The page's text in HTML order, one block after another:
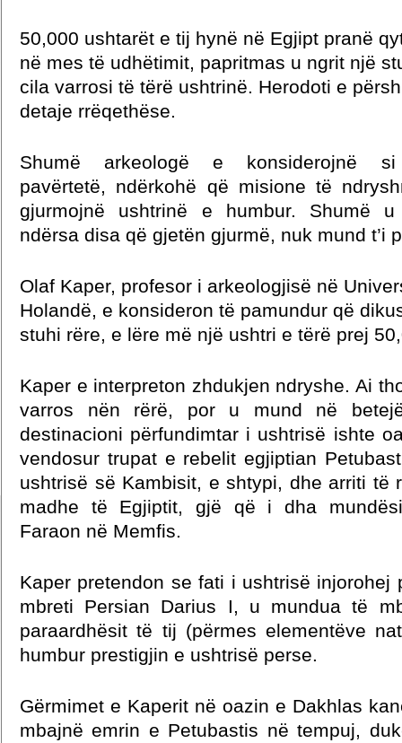
50,000 ushtarët e tij hynë në Egjipt pranë
në mes të udhëtimit, papritmas u ngrit një
cila varrosi të tërë ushtrinë. Herodoti e
detaje rrëqethëse.
Shumë arkeologë e konsiderojnë
pavërtetë, ndërkohë që misione të
gjurmojnë ushtrinë e humbur. Shumë u
ndërsa disa që gjetën gjurmë, nuk mund t’i
Olaf Kaper, profesor i arkeologjisë në
Holandë, e konsideron të pamundur që
stuhi rëre, e lëre më një ushtri e tërë prej
Kaper e interpreton zhdukjen ndryshe. Ai
varros nën rërë, por u mund në
destinacioni përfundimtar i ushtrisë ishte
vendosur trupat e rebelit egjiptian
ushtrisë së Kambisit, e shtypi, dhe arriti të
madhe të Egjiptit, gjë që i dha
Faraon në Memfis.
Kaper pretendon se fati i ushtrisë injorohej
mbreti Persian Darius I, u mundua të
paraardhësit të tij (përmes elementëve
humbur prestigjin e ushtrisë perse.
Gërmimet e Kaperit në oazin e Dakhlas
mbajnë emrin e Petubastis në tempuj,